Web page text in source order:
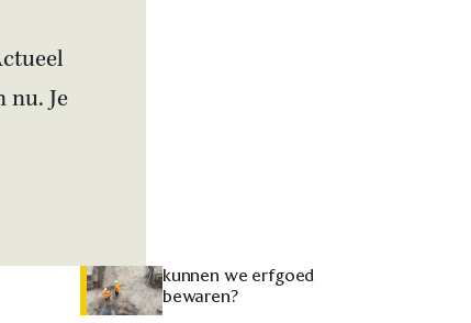
nu. Je
kunnen we erfgoed
bewaren?